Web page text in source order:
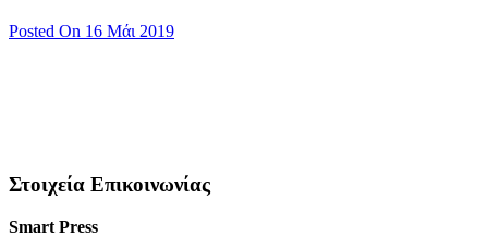
Posted On 16 Μάι 2019
Στοιχεία Επικοινωνίας
Smart Press